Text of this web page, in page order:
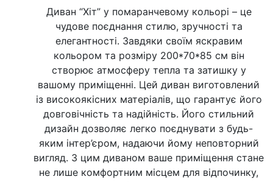
Диван “Хіт” у помаранчевому кольорі – це
чудове поєднання стилю, зручності та
елегантності. Завдяки своїм яскравим
кольором та розміру 200*70*85 см він
створює атмосферу тепла та затишку у
вашому приміщенні. Цей диван виготовлений
із високоякісних матеріалів, що гарантує його
довговічність та надійність. Його стильний
дизайн дозволяє легко поєднувати з будь-
яким інтер’єром, надаючи йому неповторний
вигляд. З цим диваном ваше приміщення стане
не лише комфортним місцем для відпочинку,